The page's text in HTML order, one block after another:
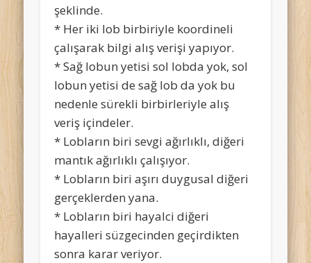
şeklinde.
* Her iki lob birbiriyle koordineli
çalışarak bilgi alış verişi yapıyor.
* Sağ lobun yetisi sol lobda yok, sol
lobun yetisi de sağ lob da yok bu
nedenle sürekli birbirleriyle alış
veriş içindeler.
* Lobların biri sevgi ağırlıklı, diğeri
mantık ağırlıklı çalışıyor.
* Lobların biri aşırı duygusal diğeri
gerçeklerden yana.
* Lobların biri hayalci diğeri
hayalleri süzgecinden geçirdikten
sonra karar veriyor.